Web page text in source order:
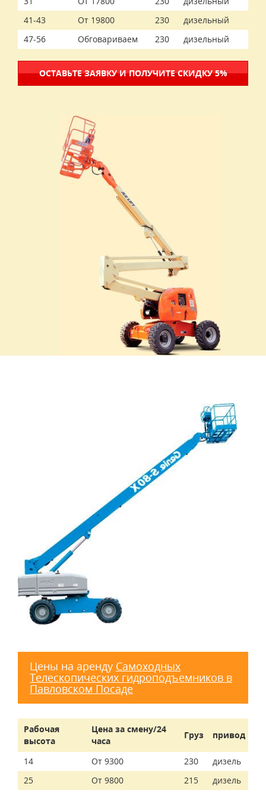
41-43
От 19800 230
дизельный
47-56
Обговариваем 230 дизельный
ОСТАВЬТЕ ЗАЯВКУ И ПОЛУЧИТЕ СКИДКУ 5%
Цены на аренду Самоходных
Телескопических гидроподъемников в
Павловском Посаде
Рабочая
высота
Цена за смену/24
часа
Груз привод
14 От 9300 230
дизель
25
От 9800 215
дизель